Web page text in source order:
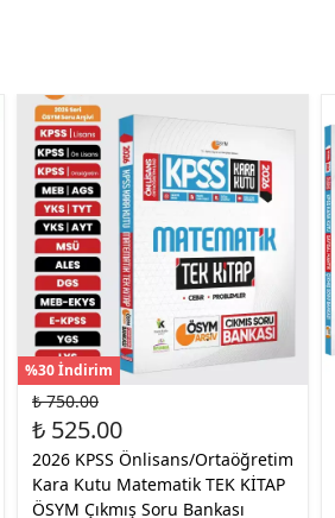
%30 İndirim
₺ 750.00
₺ 525.00
2026 KPSS Önlisans/Ortaöğretim
Kara Kutu Matematik TEK KİTAP
ÖSYM Çıkmış Soru Bankası